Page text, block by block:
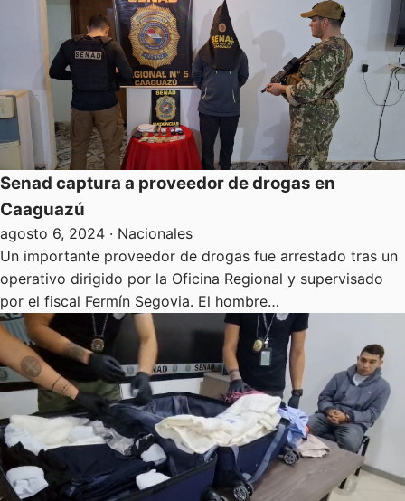
Senad captura a proveedor de drogas en
Caaguazú
agosto 6, 2024 · Nacionales
Un importante proveedor de drogas fue arrestado tras un
operativo dirigido por la Oficina Regional y supervisado
por el fiscal Fermín Segovia. El hombre…